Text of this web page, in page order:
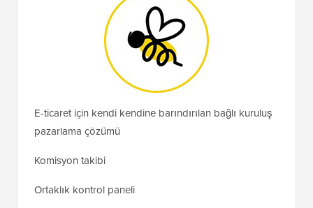
E-ticaret için kendi kendine barındırılan bağlı kuruluş
pazarlama çözümü
Komisyon takibi
Ortaklık kontrol paneli